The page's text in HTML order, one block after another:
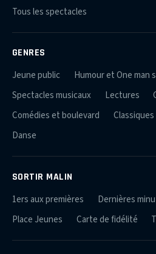
Tous les spectacles
GENRES
Jeune public
Humour et One man
Spectacles musicaux
Lectures
Comédies et boulevard
Classiques
Danse
SORTIR MALIN
1ers aux premières Dernières
Place Jeunes
Carte de fidélité